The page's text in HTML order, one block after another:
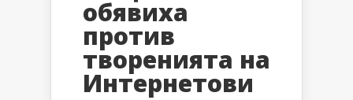
обявиха
против
творенията на
Интернетови